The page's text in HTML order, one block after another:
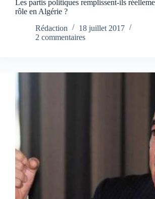
Les partis politiques remplissent-ils
rôle en Algérie ?
Rédaction
18 juillet 2017
2 commentaires